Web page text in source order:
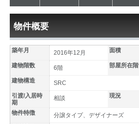
物件概要
築年月 2016年12月 面積
建物階数
6階 部屋所在階
建物構造
SRC
引渡/入居時
期
相談 現況
物件特徴
分譲タイプ、デザイナーズ